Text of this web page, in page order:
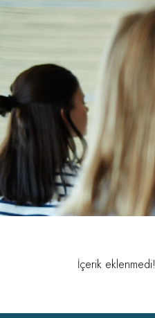
İçerik eklenmedi!